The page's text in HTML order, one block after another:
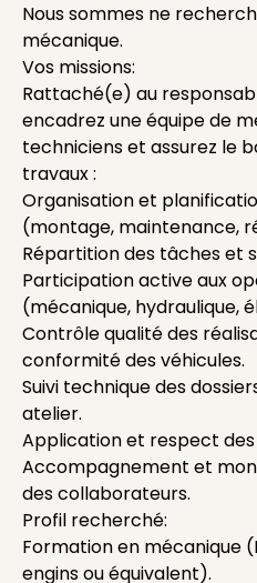
Nous sommes ne
mécanique.
Vos missions:
Rattaché(e) au
encadrez une équipe de
techniciens et assurez le
travaux :
Organisation et
(montage, maintenance,
Répartition des tâches et
Participation active aux
(mécanique, hydraulique,
Contrôle qualité des
conformité des véhicules.
Suivi technique des
atelier.
Application et respect
Accompagnement et
des collaborateurs.
Profil recherché:
Formation en mécanique
engins ou équivalent).